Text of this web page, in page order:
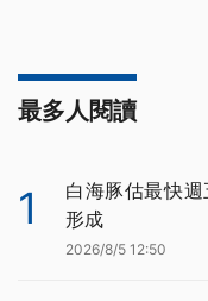
最多人閱讀
1
白海豚估最快
形成
2026/8/5 12:50